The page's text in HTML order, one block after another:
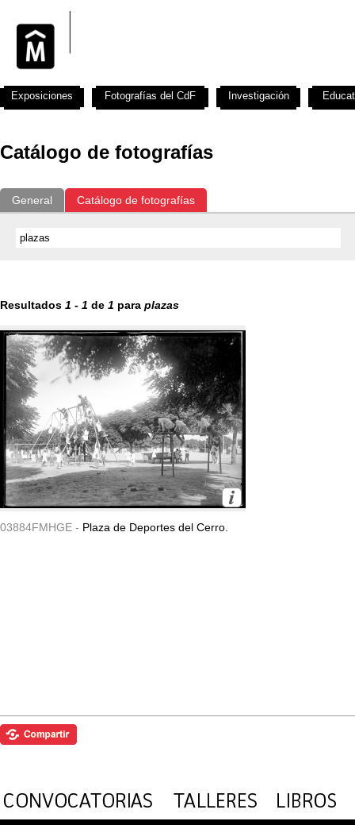
Catálogo de fotografías
General Catálogo de fotografías
Resultados 1 - 1 de 1 para plazas
03884FMHGE - Plaza de Deportes del Cerro.
Exposiciones Fotografías del CdF Investigación